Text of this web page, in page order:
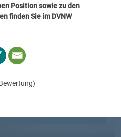
Position sowie zu den
finden Sie im DVNW